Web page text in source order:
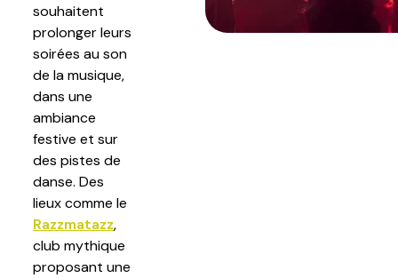
souhaitent
prolonger leurs
soirées au son
de la musique,
dans une
ambiance
festive et sur
des pistes de
danse. Des
lieux comme le
Razzmatazz,
club mythique
proposant une